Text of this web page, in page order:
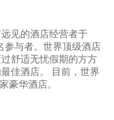
见的酒店经营者于
参与者。世界顶级酒店
舒适无忧假期的方方
佳酒店。 目前，世界
豪华酒店。